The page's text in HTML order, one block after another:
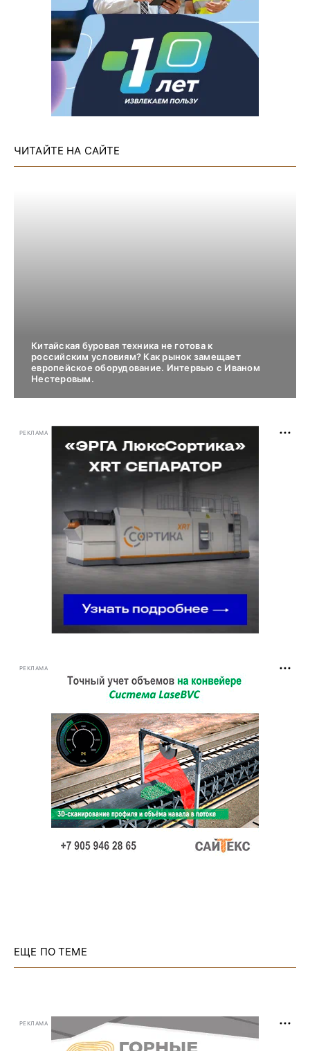
ЧИТАЙТЕ НА САЙТЕ
Китайская буровая техника не готова к
российским условиям? Как рынок замещает
европейское оборудование. Интервью с Иваном
Нестеровым.
РЕКЛАМА
РЕКЛАМА
ЕЩЕ ПО ТЕМЕ
РЕКЛАМА